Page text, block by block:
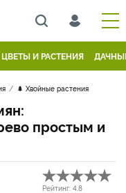
ЦВЕТЫ И РАСТЕНИЯ
🌲 Хвойные растения
простым и
Рейтинг: 4.8